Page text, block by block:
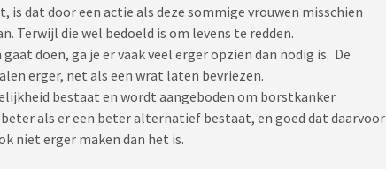
is dat door een actie als deze sommige vrouwen misschien
Terwijl die wel bedoeld is om levens te redden.
doen, ga je er vaak veel erger opzien dan nodig is. De
erger, net als een wrat laten bevriezen.
bestaat en wordt aangeboden om borstkanker
als er een beter alternatief bestaat, en goed dat daarvoor
niet erger maken dan het is.